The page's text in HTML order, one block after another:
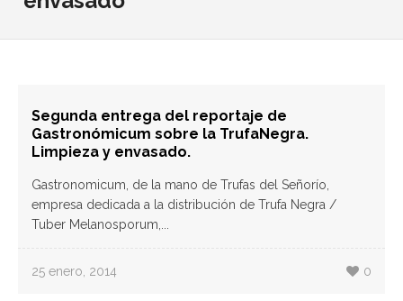
Segunda entrega del reportaje de
Gastronómicum sobre la TrufaNegra.
Limpieza y envasado.
Gastronomicum, de la mano de Trufas del Señorío,
empresa dedicada a la distribución de Trufa Negra /
Tuber Melanosporum,...
25 enero, 2014 0